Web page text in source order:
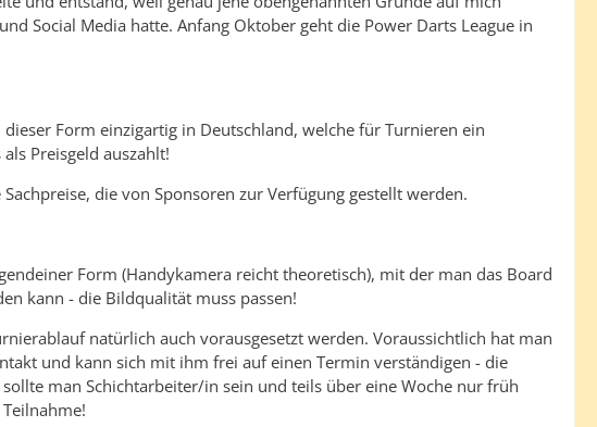
Social Media hatte. Anfang Oktober geht die Power Darts League in
Form einzigartig in Deutschland, welche für Turnieren ein
Preisgeld auszahlt!
die von Sponsoren zur Verfügung gestellt werden.
Form (Handykamera reicht theoretisch), mit der man das Board
kann - die Bildqualität muss passen!
natürlich auch vorausgesetzt werden. Voraussichtlich hat man
und kann sich mit ihm frei auf einen Termin verständigen - die
man Schichtarbeiter/in sein und teils über eine Woche nur früh